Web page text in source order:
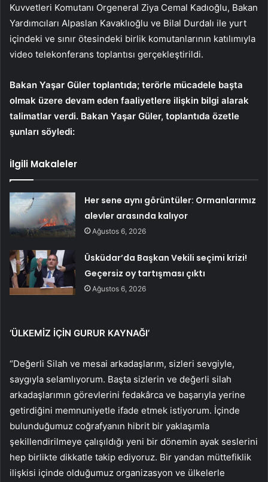
Kuvvetleri Komutanı Orgeneral Ziya Cemal Kadıoğlu, Bakan
Yardımcıları Alpaslan Kavaklıoğlu ve Bilal Durdalı ile yurt
içindeki ve sınır ötesindeki birlik komutanlarının katılımıyla
video telekonferans toplantısı gerçekleştirildi.
Bakan Yaşar Güler toplantıda; terörle mücadele başta
olmak üzere devam eden faaliyetlere ilişkin bilgi alarak
talimatlar verdi. Bakan Yaşar Güler, toplantıda özetle
şunları söyledi:
İlgili Makaleler
Her sene aynı görüntüler: Ormanlarımız
alevler arasında kalıyor
Ağustos 6, 2026
Üsküdar’da Başkan Vekili seçimi krizi!
Geçersiz oy tartışması çıktı
Ağustos 6, 2026
‘ÜLKEMİZ İÇİN GURUR KAYNAĞI’
“Değerli Silah ve mesai arkadaşlarım, sizleri sevgiyle,
saygıyla selamlıyorum. Başta sizlerin ve değerli silah
arkadaşlarımın görevlerini fedakârca ve başarıyla yerine
getirdiğini memnuniyetle ifade etmek istiyorum. İçinde
bulunduğumuz coğrafyanın hibrit bir yaklaşımla
şekillendirilmeye çalışıldığı yeni bir dönemin ayak seslerini
hep birlikte dikkatle takip ediyoruz. Bir yandan müttefiklik
ilişkisi içinde olduğumuz organizasyon ve ülkelerle